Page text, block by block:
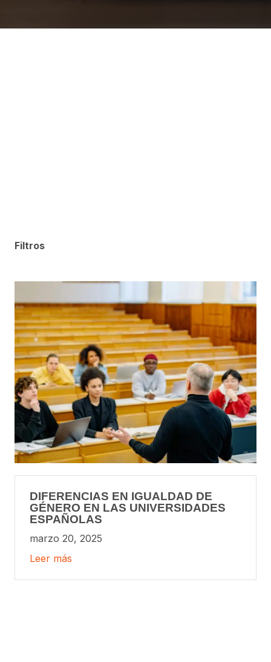
Filtros
DIFERENCIAS EN IGUALDAD DE
GÉNERO EN LAS UNIVERSIDADES
ESPAÑOLAS
marzo 20, 2025
Leer más